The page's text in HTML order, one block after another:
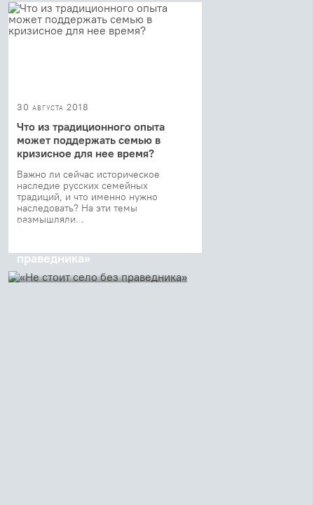
30 августа 2018
Что из традиционного опыта
может поддержать семью в
кризисное для нее время?
Важно ли сейчас историческое
наследие русских семейных
традиций, и что именно нужно
наследовать? На эти темы
размышляли...
08 августа 2018
праведника»